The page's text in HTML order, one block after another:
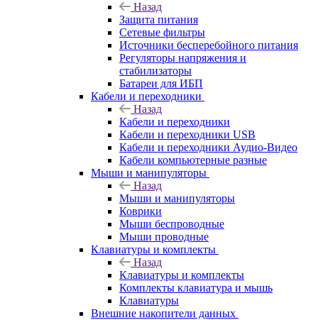
Назад
Защита питания
Сетевые фильтры
Источники бесперебойного питания
Регуляторы напряжения и
стабилизаторы
Батареи для ИБП
Кабели и переходники
Назад
Кабели и переходники
Кабели и переходники USB
Кабели и переходники Аудио-Видео
Кабели компьютерные разные
Мыши и манипуляторы
Назад
Мыши и манипуляторы
Коврики
Мыши беспроводные
Мыши проводные
Клавиатуры и комплекты
Назад
Клавиатуры и комплекты
Комплекты клавиатура и мышь
Клавиатуры
Внешние накопители данных